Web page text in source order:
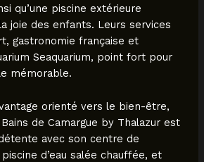
qu’une piscine extérieure
joie des enfants. Leurs services
gastronomie française et
Seaquarium, point fort pour
mémorable.
orienté vers le bien-être,
de Camargue by Thalazur est
avec son centre de
d’eau salée chauffée, et